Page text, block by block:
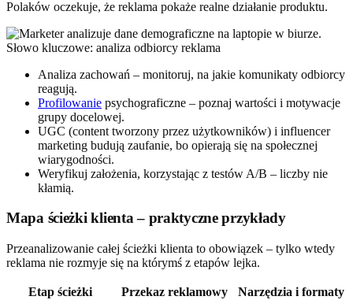
Polaków oczekuje, że reklama pokaże realne działanie produktu.
Analiza zachowań – monitoruj, na jakie komunikaty odbiorcy
reagują.
Profilowanie psychograficzne – poznaj wartości i motywacje
grupy docelowej.
UGC (content tworzony przez użytkowników) i influencer
marketing budują zaufanie, bo opierają się na społecznej
wiarygodności.
Weryfikuj założenia, korzystając z testów A/B – liczby nie
kłamią.
Mapa ścieżki klienta – praktyczne przykłady
Przeanalizowanie całej ścieżki klienta to obowiązek – tylko wtedy
reklama nie rozmyje się na którymś z etapów lejka.
Etap ścieżki Przekaz reklamowy
Narzędzia i formaty